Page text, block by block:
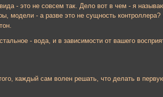
- это не совсем так. Дело вот в чем - я
модели - а разве это не сущность контроллера?
- вода, и в зависимости от вашего
каждый сам волен решать, что делать в